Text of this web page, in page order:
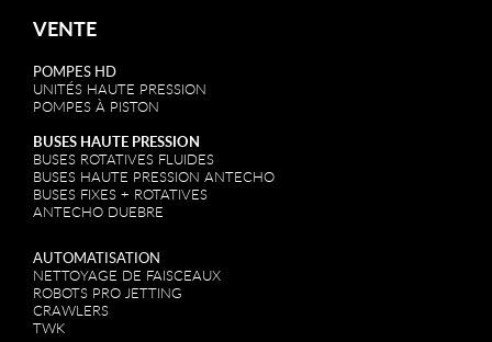
VENTE
POMPES HD
UNITÉS HAUTE PRESSION
POMPES À PISTON
BUSES HAUTE PRESSION
BUSES ROTATIVES FLUIDES
BUSES HAUTE PRESSION ANTECHO
BUSES FIXES + ROTATIVES
ANTECHO DUEBRE
AUTOMATISATION
NETTOYAGE DE FAISCEAUX
ROBOTS PRO JETTING
CRAWLERS
TWK